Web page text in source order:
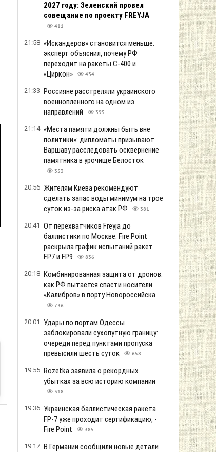
2027 году: Зеленский провел
совещание по проекту FREYJA
411
21:58 «Искандеров» становится меньше:
эксперт объяснил, почему РФ
переходит на ракеты С-400 и
«Циркон»
434
21:33 Россияне расстреляли украинского
военнопленного на одном из
направлений
395
21:14 «Места памяти должны быть вне
политики»: дипломаты призывают
Варшаву расследовать осквернение
памятника в урочище Белосток
353
20:56 Жителям Киева рекомендуют
сделать запас воды минимум на трое
суток из-за риска атак РФ
381
20:41 От перехватчиков Freyja до
баллистики по Москве: Fire Point
раскрыла график испытаний ракет
FP7 и FP9
836
20:18 Комбинированная защита от дронов:
как РФ пытается спасти носители
«Калибров» в порту Новороссийска
736
20:01
Удары по портам Одессы
заблокировали сухопутную границу:
очереди перед пунктами пропуска
превысили шесть суток
658
19:55 Rozetka заявила о рекордных
убытках за всю историю компании
318
19:36 Украинская баллистическая ракета
FP-7 уже проходит сертификацию, -
Fire Point
385
19:17 В Германии сообщили новые детали